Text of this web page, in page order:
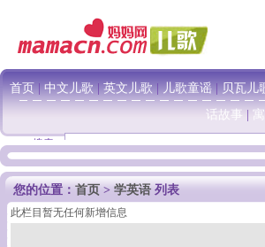
首页|中文儿歌|英文儿歌|儿歌童谣|贝瓦儿
话故事
搜索：
您的位置： 首页 > 学英语 列表
此栏目暂无任何新增信息